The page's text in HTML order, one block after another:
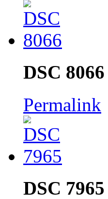
DSC 8066
Permalink
DSC 7965